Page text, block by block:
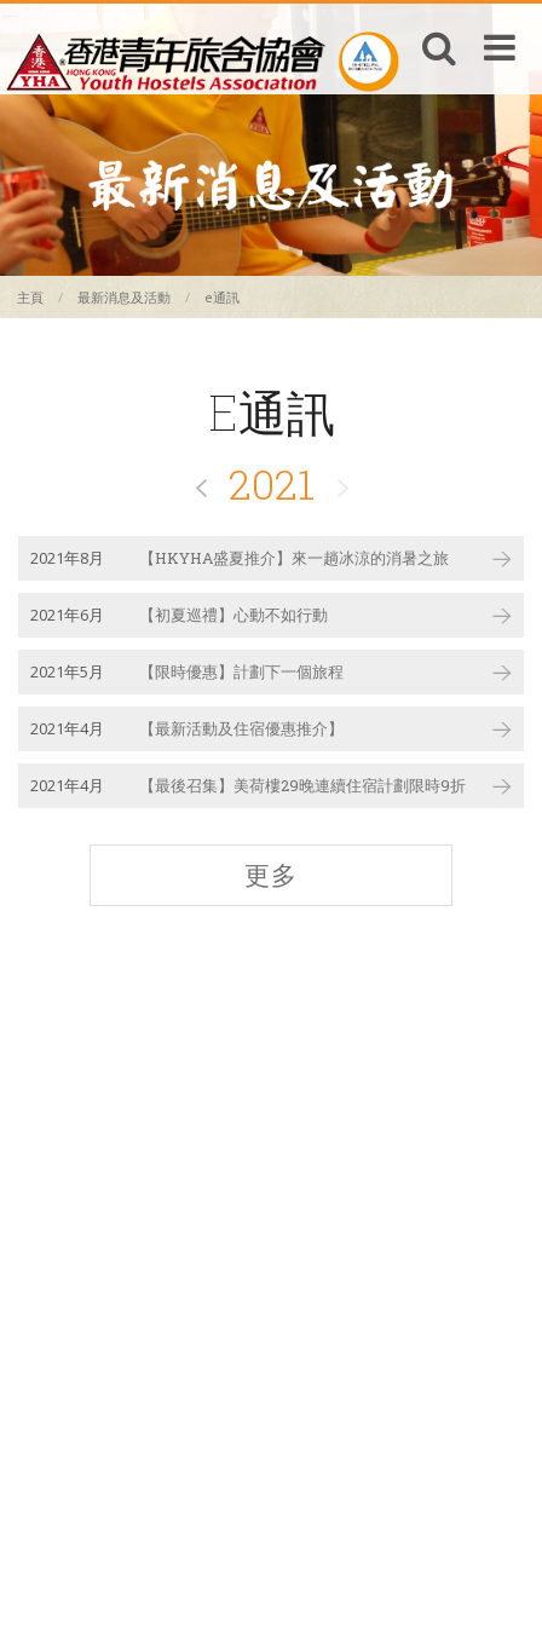
主頁 最新消息及活動 e通訊
E通訊
2021
2021年8月 【HKYHA盛夏推介】來一趟冰涼的消暑之旅
2021年6月 【初夏巡禮】心動不如行動
2021年5月 【限時優惠】計劃下一個旅程
2021年4月 【最新活動及住宿優惠推介】
2021年4月 【最後召集】美荷樓29晚連續住宿計劃限時9折
更多